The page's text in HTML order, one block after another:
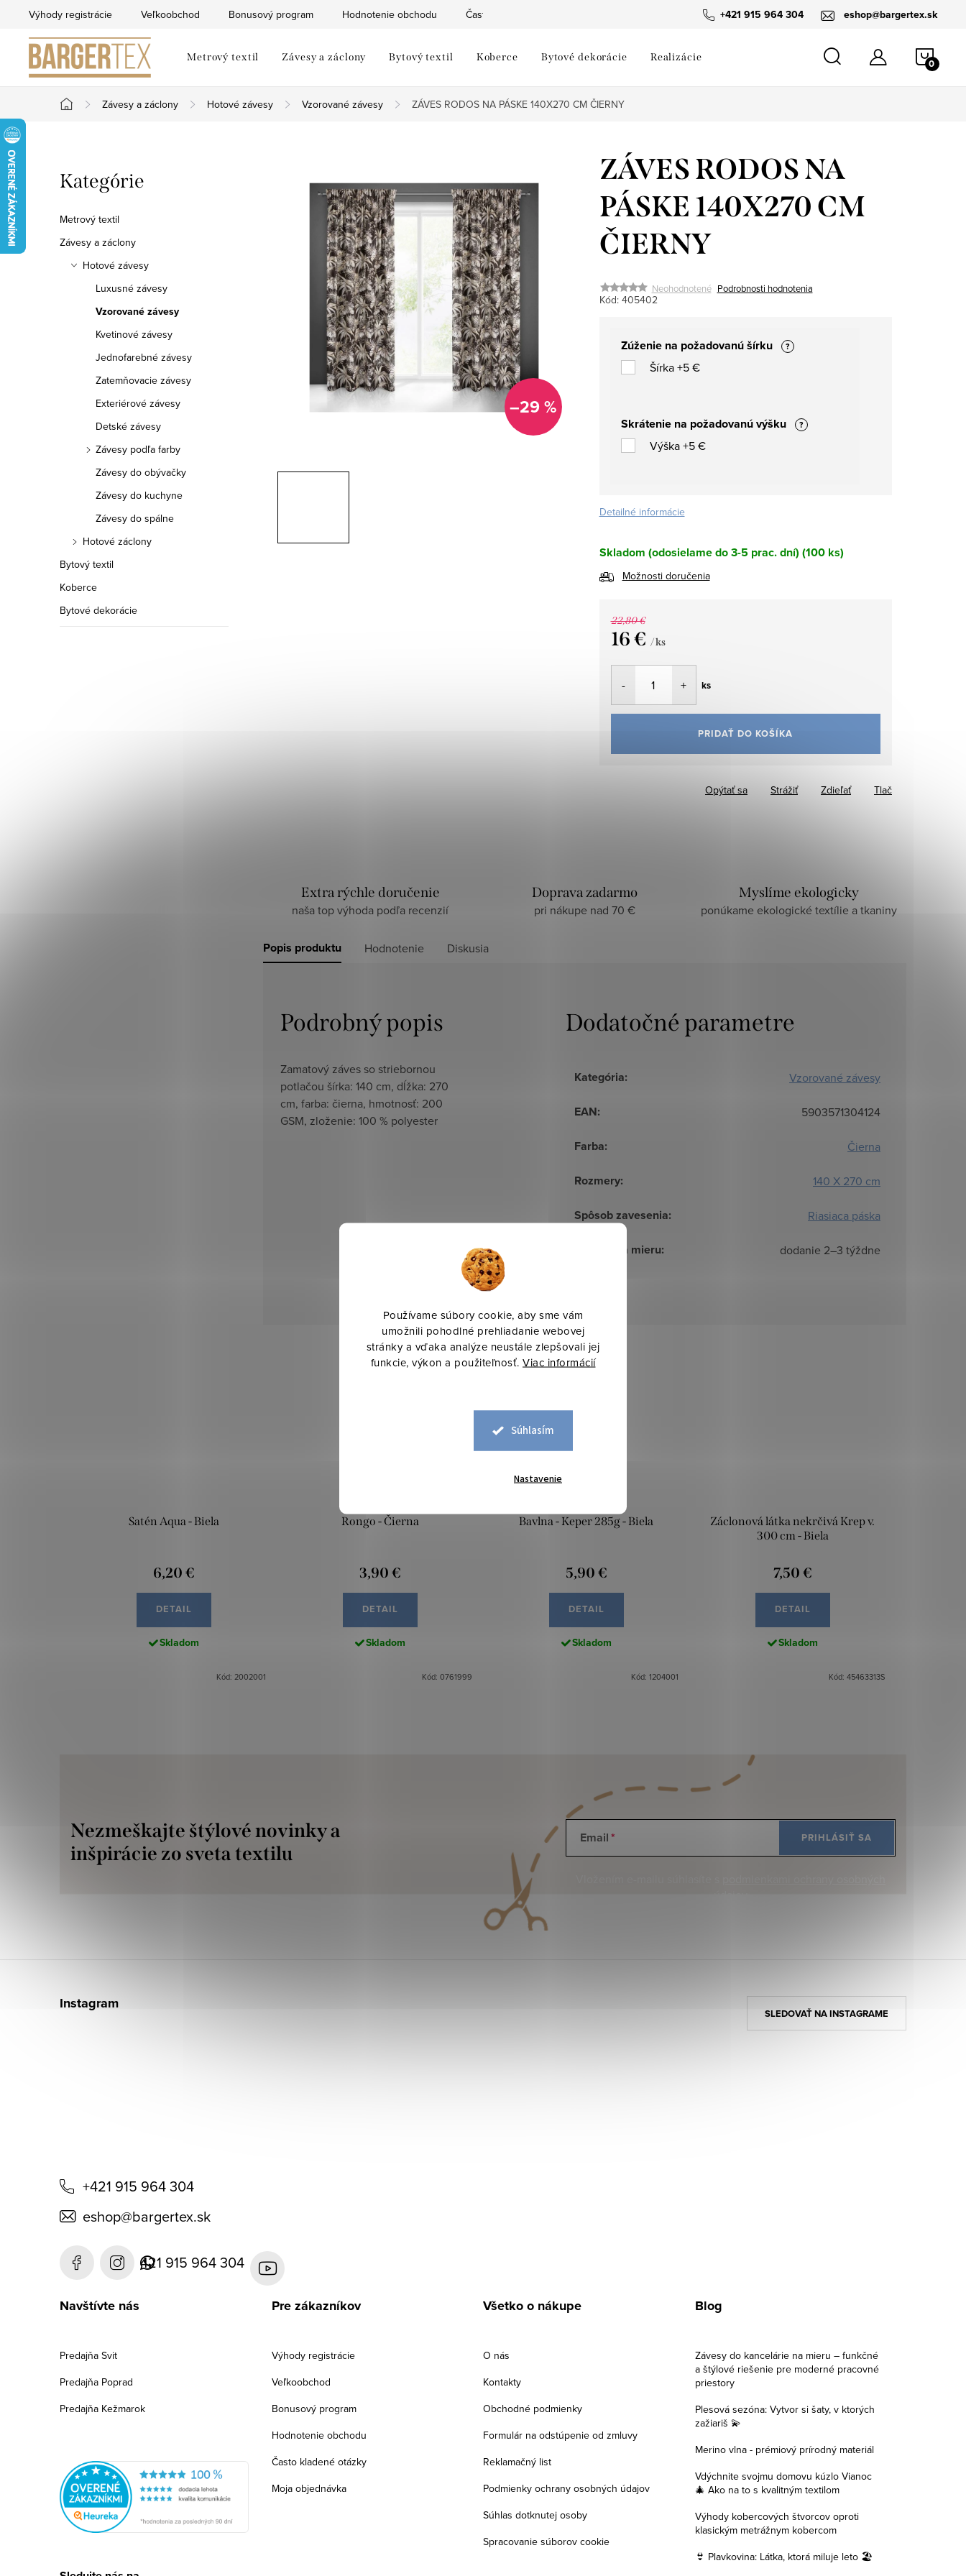
Používame súbory cookie, aby sme vám
umožnili pohodlné prehliadanie webovej
stránky a vďaka analýze neustále zlepšovali jej
funkcie, výkon a použiteľnosť. Viac informácií
Súhlasím
Nastavenie
obsah
+421 915 964 304 eshop@bargertex.sk
Výhody registrácie Veľkoobchod Bonusový program Hodnotenie obchodu Často kladené otázky
Metrový textil Závesy a záclony Bytový textil Koberce Bytové dekorácie Realizácie
Domov
Závesy a záclony Hotové závesy Vzorované závesy ZÁVES RODOS NA PÁSKE 140X270 CM ČIERNY
o
č
n
Preskočiť
kategórie
Kategórie
Metrový textil
Závesy a záclony
Hotové závesy
Luxusné závesy
Vzorované závesy
Kvetinové závesy
Jednofarebné závesy
Zatemňovacie závesy
Exteriérové závesy
Detské závesy
Závesy podľa farby
Závesy do obývačky
Závesy do kuchyne
Závesy do spálne
Hotové záclony
Bytový textil
Koberce
Bytové dekorácie
–29 %
ZÁVES RODOS NA
PÁSKE 140X270 CM
ČIERNY
Neohodnotené Podrobnosti hodnotenia
Kód: 405402
Zúženie na požadovanú šírku ?
Šírka +5 €
Skrátenie na požadovanú výšku ?
Výška +5 €
Detailné informácie
Skladom (odosielame do 3-5 prac. dní) (100 ks)
Možnosti doručenia
22,80 €
16 € / ks
Jednotková
ks
PRIDAŤ DO KOŠÍKA
Tlač
Opýtať sa Strážiť Zdieľať
Extra rýchle doručenie
naša top výhoda podľa recenzií
Doprava zadarmo
pri nákupe nad 70 €
Myslíme ekologicky
ponúkame ekologické textílie a tkaniny
Popis produktu Hodnotenie Diskusia
Podrobný popis
Zamatový záves so striebornou
potlačou šírka: 140 cm, dĺžka: 270
cm, farba: čierna, hmotnosť: 200
GSM, zloženie: 100 % polyester
Dodatočné parametre
Kategória: Vzorované závesy
EAN: 5903571304124
Farba: Čierna
Rozmery: 140 X 270 cm
Spôsob zavesenia: Riasiaca páska
Úprava na mieru: dodanie 2–3 týždne
Najpredávanejšie
Satén Aqua - Biela
6,20 €
DETAIL
Skladom
Kód: 2002001
Rongo - Čierna
3,90 €
DETAIL
Skladom
Kód: 0761999
Bavlna - Keper 285g - Biela
5,90 €
DETAIL
Skladom
Kód: 1204001
Záclonová látka nekrčivá Krep v.
300 cm - Biela
7,50 €
DETAIL
Skladom
Kód: 45463313S
Nezmeškajte štýlové novinky a
inšpirácie zo sveta textilu
Email PRIHLÁSIŤ SA
+421 915 964 304
eshop@bargertex.sk
421 915 964 304
Navštívte nás
Predajňa Svit
Predajňa Poprad
Predajňa Kežmarok
Instagram
SLEDOVAŤ NA INSTAGRAME
Pre zákazníkov
Výhody registrácie
Veľkoobchod
Bonusový program
Hodnotenie obchodu
Často kladené otázky
Moja objednávka
Všetko o nákupe
O nás
Kontakty
Obchodné podmienky
Formulár na odstúpenie od zmluvy
Reklamačný list
Podmienky ochrany osobných údajov
Súhlas dotknutej osoby
Spracovanie súborov cookie
Blog
Závesy do kancelárie na mieru – funkčné
a štýlové riešenie pre moderné pracovné
priestory
Plesová sezóna: Vytvor si šaty, v ktorých
zažiariš 💫
Merino vlna - prémiový prírodný materiál
Vdýchnite svojmu domovu kúzlo Vianoc
🎄 Ako na to s kvalitným textilom
Výhody kobercových štvorcov oproti
klasickým metrážnym kobercom
👙 Plavkovina: Látka, ktorá miluje leto 🏖️